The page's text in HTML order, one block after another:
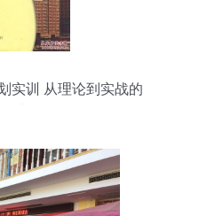
实训 从理论到实战的